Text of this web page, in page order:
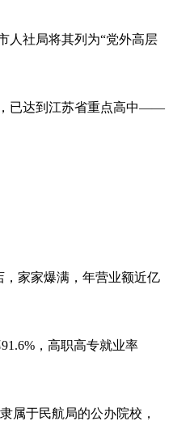
人社局将其列为“党外高层
已达到江苏省重点高中——
家家爆满，年营业额近亿
，高职高专就业率
属于民航局的公办院校，